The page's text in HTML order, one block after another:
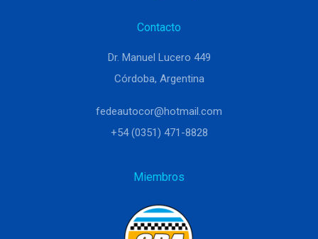
Contacto
Dr. Manuel Lucero 449
Córdoba, Argentina
fedeautocor@hotmail.com
+54 (0351) 471-8828
Miembros